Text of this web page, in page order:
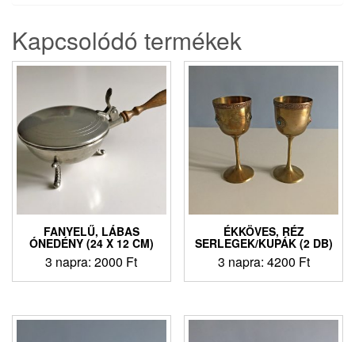
Kapcsolódó termékek
FANYELŰ, LÁBAS
ÓNEDÉNY (24 X 12 CM)
3 napra:2000 Ft
ÉKKÖVES, RÉZ
SERLEGEK/KUPÁK (2 DB)
3 napra: 4200 Ft